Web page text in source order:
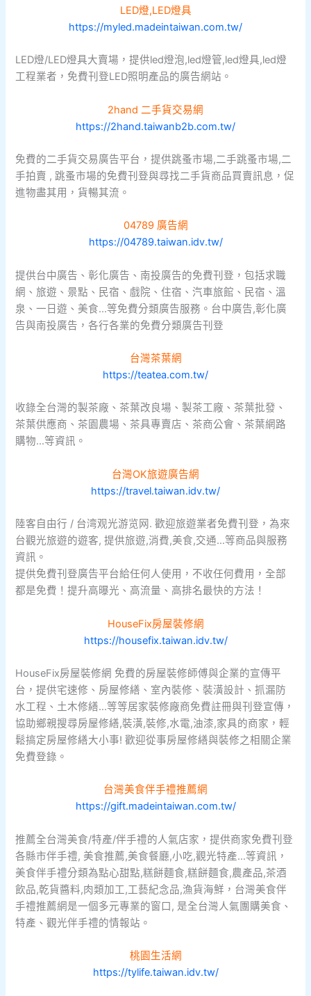
LED燈,LED燈具
https://myled.madeintaiwan.com.tw/
LED燈/LED燈具大賣場，提供led燈泡,led燈管,led燈具,led燈
工程業者，免費刊登LED照明產品的廣告網站。
2hand 二手貨交易網
https://2hand.taiwanb2b.com.tw/
免費的二手貨交易廣告平台，提供跳蚤市場,二手跳蚤市場,二
手拍賣 , 跳蚤市場的免費刊登與尋找二手貨商品買賣訊息，促
進物盡其用，貨暢其流。
04789 廣告網
https://04789.taiwan.idv.tw/
提供台中廣告、彰化廣告、南投廣告的免費刊登，包括求職
網、旅遊、景點、民宿、戲院、住宿、汽車旅館、民宿、溫
泉、一日遊、美食…等免費分類廣告服務。台中廣告,彰化廣
告與南投廣告，各行各業的免費分類廣告刊登
台灣茶葉網
https://teatea.com.tw/
收錄全台灣的製茶廠、茶葉改良場、製茶工廠、茶葉批發、
茶葉供應商、茶園農場、茶具專賣店、茶商公會、茶葉網路
購物…等資訊。
台灣OK旅遊廣告網
https://travel.taiwan.idv.tw/
陸客自由行 / 台湾观光游览网. 歡迎旅遊業者免費刊登，為來
台觀光旅遊的遊客, 提供旅遊,消費,美食,交通…等商品與服務
資訊。
提供免費刊登廣告平台給任何人使用，不收任何費用，全部
都是免費！提升高曝光、高流量、高排名最快的方法！
HouseFix房屋裝修網
https://housefix.taiwan.idv.tw/
HouseFix房屋裝修網 免費的房屋裝修師傅與企業的宣傳平
台，提供宅速修、房屋修繕、室內裝修、裝潢設計、抓漏防
水工程、土木修繕…等等居家裝修廠商免費註冊與刊登宣傳，
協助鄉親搜尋房屋修繕,裝潢,裝修,水電,油漆,家具的商家，輕
鬆搞定房屋修繕大小事! 歡迎從事房屋修繕與裝修之相關企業
免費登錄。
台灣美食伴手禮推薦網
https://gift.madeintaiwan.com.tw/
推薦全台灣美食/特產/伴手禮的人氣店家，提供商家免費刊登
各縣市伴手禮, 美食推薦,美食餐廳,小吃,觀光特產…等資訊，
美食伴手禮分類為點心甜點,糕餅麵食,糕餅麵食,農產品,茶酒
飲品,乾貨醬料,肉類加工,工藝紀念品,漁貨海鮮，台灣美食伴
手禮推薦網是一個多元專業的窗口, 是全台灣人氣團購美食、
特產、觀光伴手禮的情報站。
桃園生活網
https://tylife.taiwan.idv.tw/